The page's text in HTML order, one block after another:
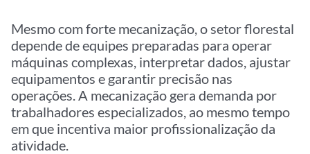
Mesmo com forte mecanização, o setor florestal
depende de equipes preparadas para operar
máquinas complexas, interpretar dados, ajustar
equipamentos e garantir precisão nas
operações. A mecanização gera demanda por
trabalhadores especializados, ao mesmo tempo
em que incentiva maior profissionalização da
atividade.